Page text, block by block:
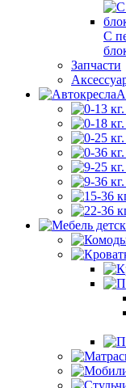
С
Запчасти